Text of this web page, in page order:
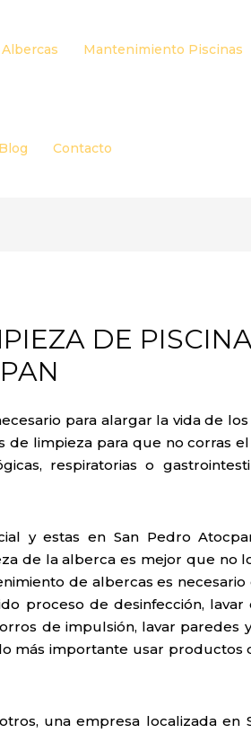
Mantenimiento Piscinas
Blog Contacto
DE
para alargar la vida de
de limpieza para que no corras
respiratorias o
y estas en San Pedro
de la alberca es mejor que no
de albercas es necesario
proceso de desinfección, lavar
de impulsión, lavar paredes
más importante usar productos
una empresa localizada en